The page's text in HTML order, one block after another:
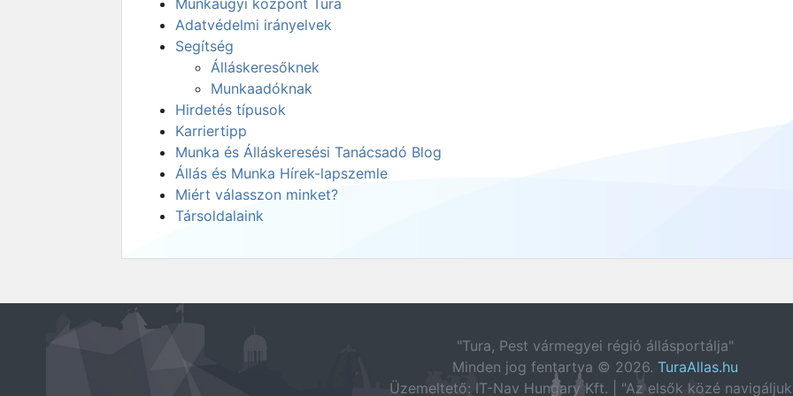
Munkaügyi központ Tura
Adatvédelmi irányelvek
Segítség
Álláskeresőknek
Munkaadóknak
Hirdetés típusok
Karriertipp
Munka és Álláskeresési Tanácsadó Blog
Állás és Munka Hírek-lapszemle
Miért válasszon minket?
Társoldalaink
"Tura, Pest vármegyei régió állásportálja"
Minden jog fentartva © 2026. TuraAllas.hu
Üzemeltető: IT-Nav Hungary Kft. | "Az elsők közé